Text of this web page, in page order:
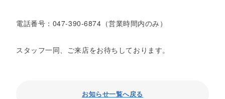
電話番号：047-390-6874（営業時間内のみ）
スタッフ一同、ご来店をお待ちしております。
お知らせ一覧へ戻る